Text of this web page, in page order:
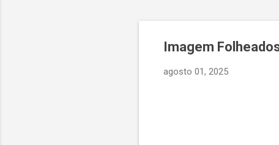
Imagem
agosto 01, 2025